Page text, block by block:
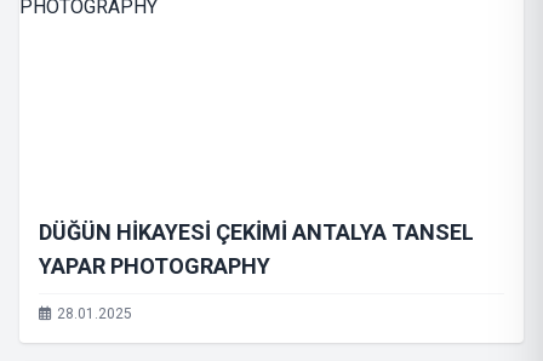
DÜĞÜN HİKAYESİ ÇEKİMİ ANTALYA TANSEL
YAPAR PHOTOGRAPHY
28.01.2025